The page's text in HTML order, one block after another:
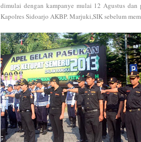
dimulai dengan kampanye mulai 12 Agustus
Kapolres Sidoarjo AKBP. Marjuki,SIK sebelum